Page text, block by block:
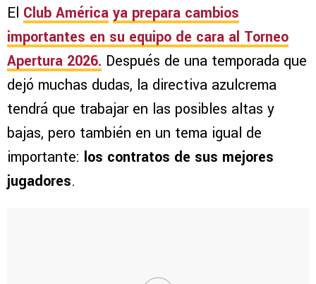
El Club América ya prepara cambios
importantes en su equipo de cara al Torneo
Apertura 2026. Después de una temporada que
dejó muchas dudas, la directiva azulcrema
tendrá que trabajar en las posibles altas y
bajas, pero también en un tema igual de
importante: los contratos de sus mejores
jugadores.